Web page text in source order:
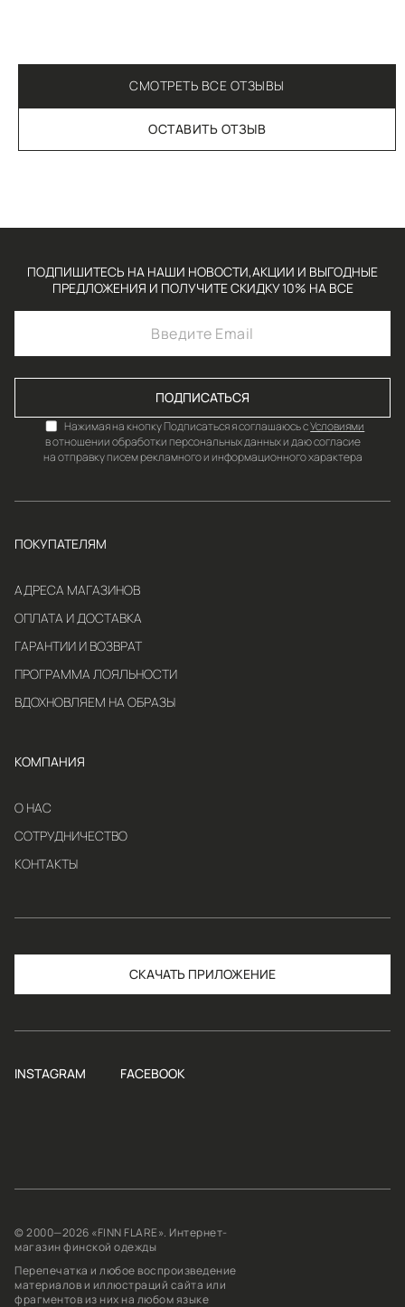
СМОТРЕТЬ ВСЕ ОТЗЫВЫ
ОСТАВИТЬ ОТЗЫВ
ПОДПИШИТЕСЬ НА НАШИ НОВОСТИ,АКЦИИ И ВЫГОДНЫЕ
ПРЕДЛОЖЕНИЯ И ПОЛУЧИТЕ СКИДКУ 10% НА ВСЕ
ПОДПИСАТЬСЯ
Нажимая на кнопку Подписаться я соглашаюсь сУсловиями
в отношении обработки персональных данных и даю согласие
на отправку писем рекламного и информационного характера
ПОКУПАТЕЛЯМ
АДРЕСА МАГАЗИНОВ
ОПЛАТА И ДОСТАВКА
ГАРАНТИИ И ВОЗВРАТ
ПРОГРАММА ЛОЯЛЬНОСТИ
ВДОХНОВЛЯЕМ НА ОБРАЗЫ
КОМПАНИЯ
О НАС
СОТРУДНИЧЕСТВО
КОНТАКТЫ
СКАЧАТЬ
INSTAGRAM FACEBOOK
© 2000—2026 «FINN FLARE». Интернет-
магазин финской одежды
Перепечатка и любое воспроизведение
материалов и иллюстраций сайта или
фрагментов из них на любом языке